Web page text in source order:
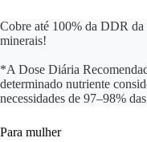
Cobre até 100% da DDR
minerais!
*A Dose Diária
determinado nutriente
necessidades de 97–98%
Para mulher